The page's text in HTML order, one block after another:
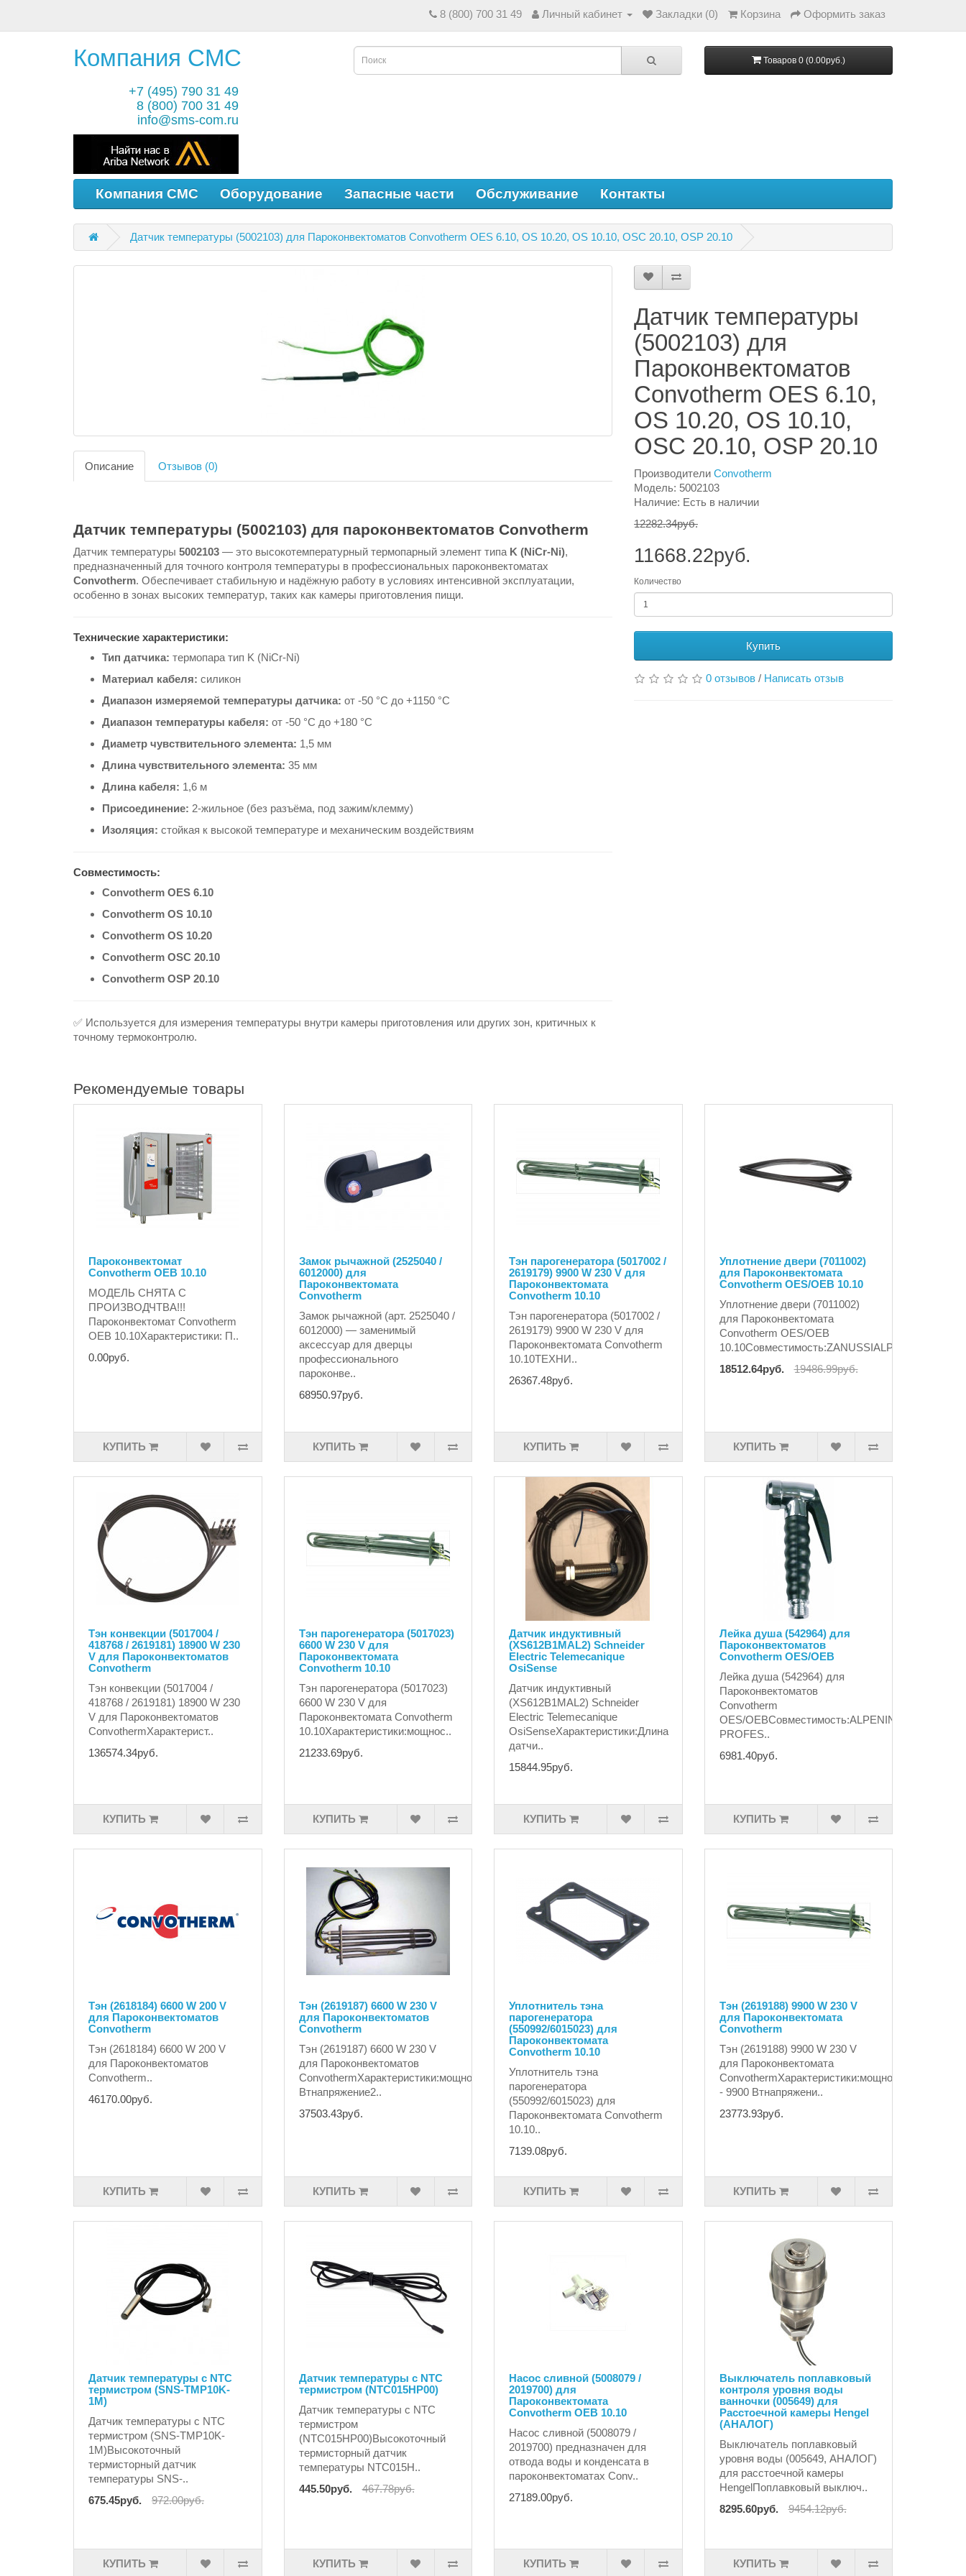
8 (800) 700 31 49 Личный кабинет Закладки (0) Корзина Оформить заказ
Компания СМС
+7 (495) 790 31 49
8 (800) 700 31 49
info@sms-com.ru
Товаров 0 (0.00руб.)
Компания СМС Оборудование Запасные части Обслуживание Контакты
Датчик температуры (5002103) для Пароконвектоматов Convotherm OES 6.10, OS 10.20, OS 10.10, OSC 20.10, OSP 20.10
Описание Отзывов (0)
Датчик температуры (5002103) для пароконвектоматов Convotherm
Датчик температуры 5002103 — это высокотемпературный термопарный элемент типа K (NiCr-Ni),
предназначенный для точного контроля температуры в профессиональных пароконвектоматах
Convotherm. Обеспечивает стабильную и надёжную работу в условиях интенсивной эксплуатации,
особенно в зонах высоких температур, таких как камеры приготовления пищи.
Технические характеристики:
Тип датчика: термопара тип K (NiCr-Ni)
Материал кабеля: силикон
Диапазон измеряемой температуры датчика: от -50 °C до +1150 °C
Диапазон температуры кабеля: от -50 °C до +180 °C
Диаметр чувствительного элемента: 1,5 мм
Длина чувствительного элемента: 35 мм
Длина кабеля: 1,6 м
Присоединение: 2-жильное (без разъёма, под зажим/клемму)
Изоляция: стойкая к высокой температуре и механическим воздействиям
Совместимость:
Convotherm OES 6.10
Convotherm OS 10.10
Convotherm OS 10.20
Convotherm OSC 20.10
Convotherm OSP 20.10
✅ Используется для измерения температуры внутри камеры приготовления или других зон, критичных к
точному термоконтролю.
Датчик температуры
(5002103) для
Пароконвектоматов
Convotherm OES 6.10,
OS 10.20, OS 10.10,
OSC 20.10, OSP 20.10
Производители Convotherm
Модель: 5002103
Наличие: Есть в наличии
12282.34руб.
11668.22руб.
Количество
Купить
0 отзывов / Написать отзыв
Рекомендуемые товары
Пароконвектомат
Convotherm OEB 10.10
МОДЕЛЬ СНЯТА С
ПРОИЗВОДЧТВА!!!
Пароконвектомат Convotherm
OEB 10.10Характеристики: П..
0.00руб.
КУПИТЬ
Замок рычажной (2525040 /
6012000) для
Пароконвектомата
Convotherm
Замок рычажной (арт. 2525040 /
6012000) — заменимый
аксессуар для дверцы
профессионального
пароконве..
68950.97руб.
КУПИТЬ
Тэн парогенератора (5017002 /
2619179) 9900 W 230 V для
Пароконвектомата
Convotherm 10.10
Тэн парогенератора (5017002 /
2619179) 9900 W 230 V для
Пароконвектомата Convotherm
10.10ТЕХНИ..
26367.48руб.
КУПИТЬ
Уплотнение двери (7011002)
для Пароконвектомата
Convotherm OES/OEB 10.10
Уплотнение двери (7011002)
для Пароконвектомата
Convotherm OES/OEB
10.10Совместимость:ZANUSSIALPENIN..
18512.64руб.
19486.99руб.
КУПИТЬ
Тэн конвекции (5017004 /
418768 / 2619181) 18900 W 230
V для Пароконвектоматов
Convotherm
Тэн конвекции (5017004 /
418768 / 2619181) 18900 W 230
V для Пароконвектоматов
ConvothermХарактерист..
136574.34руб.
КУПИТЬ
Тэн парогенератора (5017023)
6600 W 230 V для
Пароконвектомата
Convotherm 10.10
Тэн парогенератора (5017023)
6600 W 230 V для
Пароконвектомата Convotherm
10.10Характеристики:мощнос..
21233.69руб.
КУПИТЬ
Датчик индуктивный
(XS612B1MAL2) Schneider
Electric Telemecanique
OsiSense
Датчик индуктивный
(XS612B1MAL2) Schneider
Electric Telemecanique
OsiSenseХарактеристики:Длина
датчи..
15844.95руб.
КУПИТЬ
Лейка душа (542964) для
Пароконвектоматов
Convotherm OES/OEB
Лейка душа (542964) для
Пароконвектоматов
Convotherm
OES/
PROFES..
6981.40руб.
КУПИТЬ
Тэн (2618184) 6600 W 200 V
для Пароконвектоматов
Convotherm
Тэн (2618184) 6600 W 200 V
для Пароконвектоматов
Convotherm..
46170.00руб.
КУПИТЬ
Тэн (2619187) 6600 W 230 V
для Пароконвектоматов
Convotherm
Тэн (2619187) 6600 W 230 V
для Пароконвектоматов
ConvothermХарактеристики:мощность6600
Втнапряжение2..
37503.43руб.
КУПИТЬ
Уплотнитель тэна
парогенератора
(550992/6015023) для
Пароконвектомата
Convotherm 10.10
Уплотнитель тэна
парогенератора
(550992/6015023) для
Пароконвектомата Convotherm
10.10..
7139.08руб.
КУПИТЬ
Тэн (2619188) 9900 W 230 V
для Пароконвектомата
Convotherm
Тэн (2619188) 9900 W 230 V
для Пароконвектомата
ConvothermХарактеристики:мощность
- 9900 Втнапряжени..
23773.93руб.
КУПИТЬ
Датчик температуры с NTC
термистром (SNS-TMP10K-
1M)
Датчик температуры с NTC
термистром (SNS-TMP10K-
1M)Высокоточный
термисторный датчик
температуры SNS-..
675.45руб.
972.00руб.
КУПИТЬ
Датчик температуры с NTC
термистром (NTC015HP00)
Датчик температуры с NTC
термистром
(NTC015HP00)Высокоточный
термисторный датчик
температуры NTC015H..
445.50руб.
467.78руб.
КУПИТЬ
Насос сливной (5008079 /
2019700) для
Пароконвектомата
Convotherm OEB 10.10
Насос сливной (5008079 /
2019700) предназначен для
отвода воды и конденсата в
пароконвектоматах Conv..
27189.00руб.
КУПИТЬ
Выключатель поплавковый
контроля уровня воды
ванночки (005649) для
Расстоечной камеры Hengel
(АНАЛОГ)
Выключатель поплавковый
уровня воды (005649, АНАЛОГ)
для расстоечной камеры
HengelПоплавковый выключ..
8295.60руб.
9454.12руб.
КУПИТЬ